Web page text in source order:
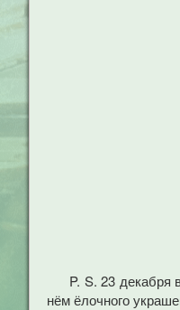
P. S. 23 декабря
нём ёлочного